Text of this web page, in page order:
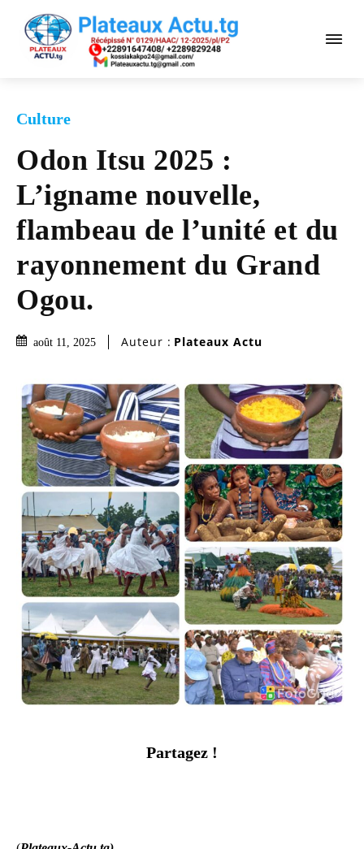
Culture
Odon Itsu 2025 :
L’igname nouvelle,
flambeau de l’unité et du
rayonnement du Grand
Ogou.
août 11, 2025 Auteur : Plateaux Actu
Partagez !